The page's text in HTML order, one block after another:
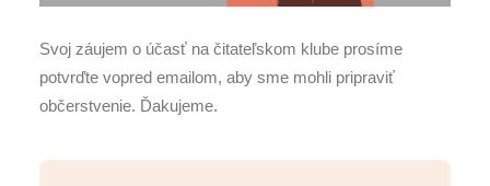
Svoj záujem o účasť na čitateľskom klube prosíme
potvrďte vopred emailom, aby sme mohli pripraviť
občerstvenie. Ďakujeme.